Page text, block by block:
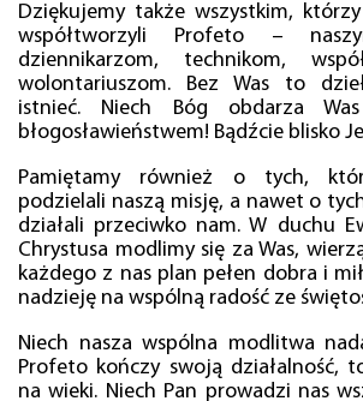
Dziękujemy także wszystkim,
współtworzyli Profeto –
dziennikarzom, technikom,
wolontariuszom. Bez Was to
istnieć. Niech Bóg obdarza
błogosławieństwem! Bądźcie blisko
Pamiętamy również o tych,
podzielali naszą misję, a nawet o
działali przeciwko nam. W duchu
Chrystusa modlimy się za Was,
każdego z nas plan pełen dobra i
nadzieję na wspólną radość ze
Niech nasza wspólna modlitwa
Profeto kończy swoją działalność,
na wieki. Niech Pan prowadzi nas